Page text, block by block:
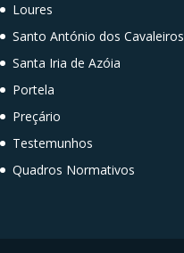
Loures
Santo António dos Cavaleiros
Santa Iria de Azóia
Portela
Preçário
Testemunhos
Quadros Normativos